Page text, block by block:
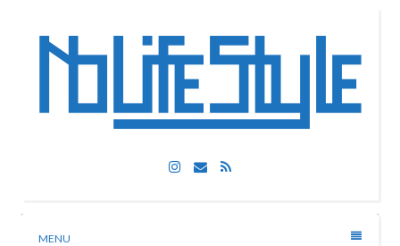
Nolife Style
Technologia, fotografia, rozrywka
Instagram
EmailRSS
MENU